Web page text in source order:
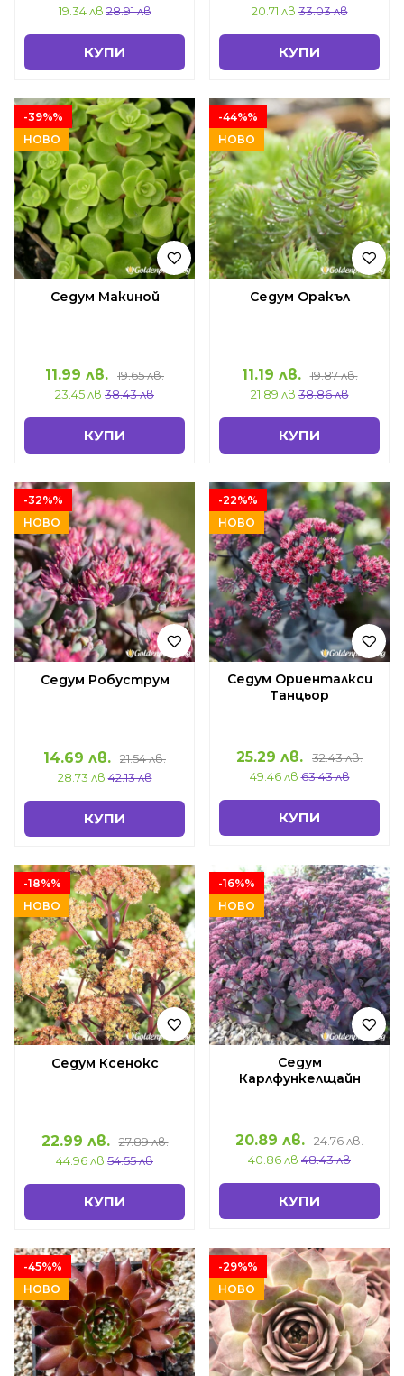
19.34 лв 28.91 лв
КУПИ
20.71 лв 33.03 лв
КУПИ
-39%%
НОВО
Седум Макиной
11.99 лв.
19.65 лв.
23.45 лв 38.43 лв
КУПИ
-44%%
НОВО
Седум Оракъл
11.19 лв.
19.87 лв.
21.89 лв 38.86 лв
КУПИ
-32%%
НОВО
Седум Робуструм
14.69 лв.
21.54 лв.
28.73 лв 42.13 лв
КУПИ
-22%%
НОВО
Седум Ориенталкси
Танцьор
25.29 лв.
32.43 лв.
49.46 лв 63.43 лв
КУПИ
-18%%
НОВО
Седум Ксенокс
22.99 лв.
27.89 лв.
44.96 лв 54.55 лв
КУПИ
-16%%
НОВО
Седум
Карлфункелщайн
20.89 лв.
24.76 лв.
40.86 лв 48.43 лв
КУПИ
-45%%
НОВО
-29%%
НОВО